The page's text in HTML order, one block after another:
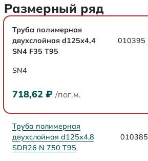
Размерный ряд
Труба полимерная
двухслойная d125х4,4
SN4 F35 Т95
010395
SN4
718,62 ₽ /пог.м.
Труба полимерная
двухслойная d125x4,8
SDR26 N 750 Т95
010385